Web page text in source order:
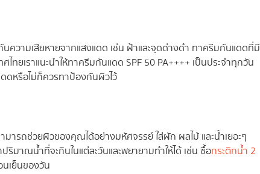
วามเสียหายจากแสงแดด เช่น ฝ้าและจุดด่างดำ ทาครีมกันแดดที่มี
ไทยเราแนะนำให้ทาครีมกันแดด SPF 50 PA++++ เป็นประจำทุกวัน
ดหรือไม่ก็ควรทาป้องกันผิวไว้
ารถช่วยผิวของคุณได้อย่างมหัศจรรย์ ใส่ผัก ผลไม้ และน้ำเยอะๆ
ริมาณน้ำที่จะกินในแต่ละวันและพยายามทำให้ได้ เช่น ซื้อกระติกน้ำ 2
นเย็นของวัน